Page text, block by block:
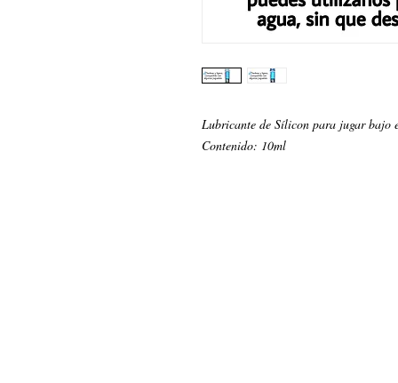
Lubricante de Sílicon para jugar bajo
Contenido: 10ml